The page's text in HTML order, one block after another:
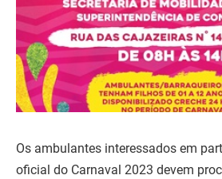
Os ambulantes interessados em
oficial do Carnaval 2023 devem